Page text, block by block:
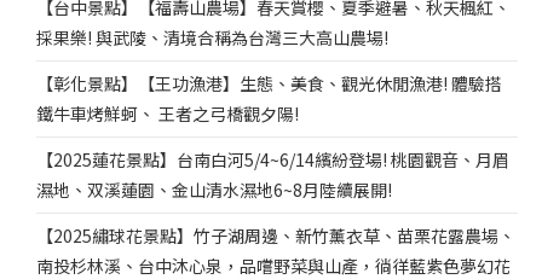
【台中景點】【福壽山農場】春天賞櫻、夏季避暑、秋天楓紅、
採果樂! 與武陵、清境合稱為台灣三大高山農場!
【彰化景點】【王功漁港】生態、美食、觀光休閒漁港! 體驗搭
鐵牛車烤鮮蚵、 王者之弓橋觀夕陽!
【2025蓮花景點】台南白河5/4~6/14繽紛登場! 桃園觀音、月眉
濕地、双溪蓮園、金山清水濕地6~8月陸續展開!
【2025繡球花景點】竹子湖周邊、新竹薰衣草、苗栗花露農場、
南投杉林溪、台中沐心泉，品嚐野菜與山產，徜徉藍紫色夢幻花